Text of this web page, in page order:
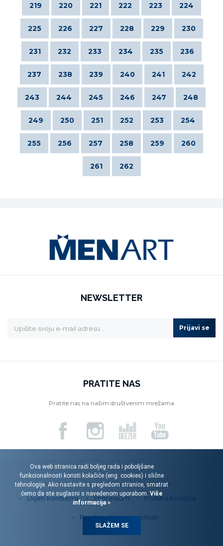
219 220 221 222 223 224
225 226 227 228 229 230
231 232 233 234 235 236
237 238 239 240 241 242
243 244 245 246 247 248
249 250 251 252 253 254
255 256 257 258 259 260
261 262
NEWSLETTER
Prijavi se
PRATITE NAS
Pratite nas na našim društvenim mrežama
Menart d.o.o. © 2026. Sva prava pridržana.
Uvjeti korištenja
Impressum Politika kolačića
Pravila zaštite privatnosti
Ova web stranica radi boljeg rada i poboljšane
funkcionalnosti koristi kolačiće (eng. cookies) i slične
tehnologije. Ako nastavite s pregledom stranice, smatrat
ćemo da ste suglasni s navedenom uporabom. Više
informacija »
SLAŽEM SE